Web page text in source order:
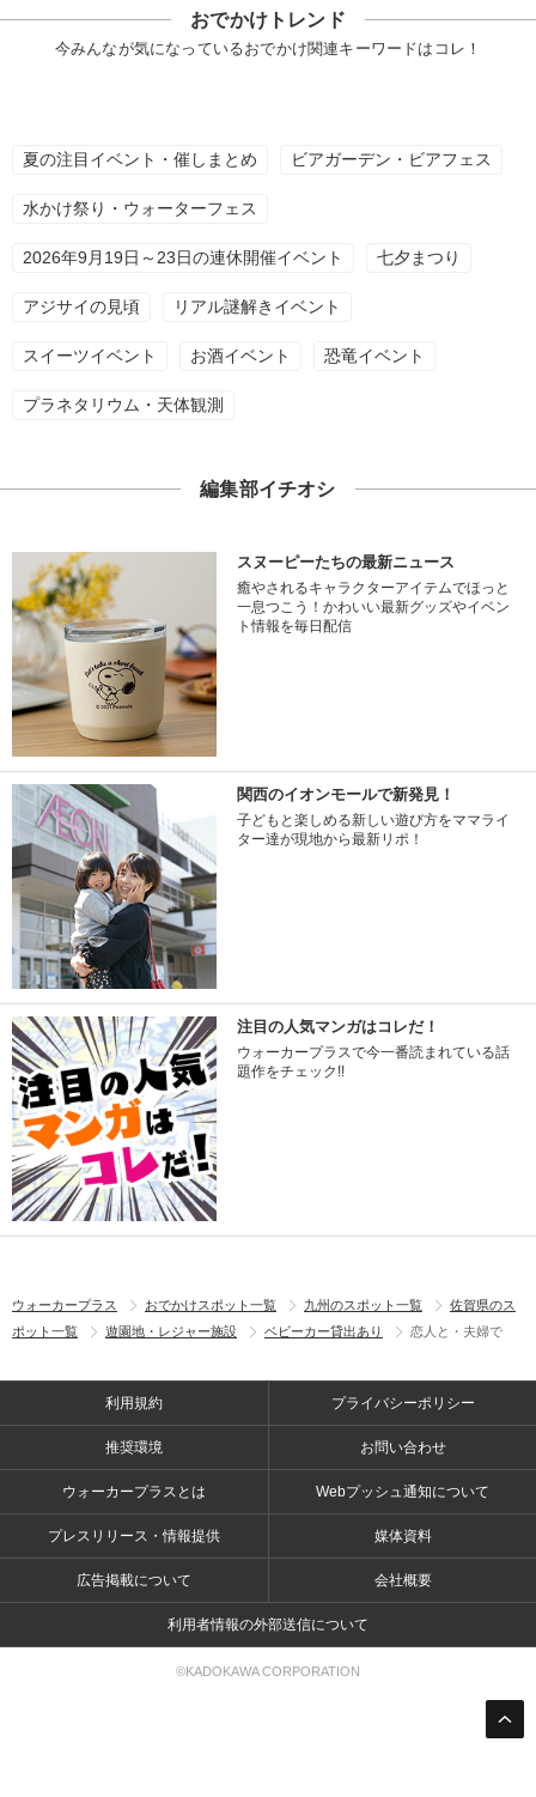
おでかけトレンド
今みんなが気になっているおでかけ関連キーワードはコレ！
夏の注目イベント・催しまとめ ビアガーデン・ビアフェス
水かけ祭り・ウォーターフェス
2026年9月19日～23日の連休開催イベント 七夕まつり
アジサイの見頃 リアル謎解きイベント
スイーツイベント お酒イベント 恐竜イベント
プラネタリウム・天体観測
編集部イチオシ
スヌーピーたちの最新ニュース
癒やされるキャラクターアイテムでほっと
一息つこう！かわいい最新グッズやイベン
ト情報を毎日配信
関西のイオンモールで新発見！
子どもと楽しめる新しい遊び方をママライ
ター達が現地から最新リポ！
注目の人気マンガはコレだ！
ウォーカープラスで今一番読まれている話
題作をチェック!!
ウォーカープラス おでかけスポット一覧 九州のスポット一覧
佐賀県のス
ポット一覧
遊園地・レジャー施設 ベビーカー貸出あり 恋人と・夫婦で
利用規約 プライバシーポリシー
推奨環境 お問い合わせ
ウォーカープラスとは Webプッシュ通知について
プレスリリース・情報提供 媒体資料
広告掲載について 会社概要
利用者情報の外部送信について
©KADOKAWA CORPORATION